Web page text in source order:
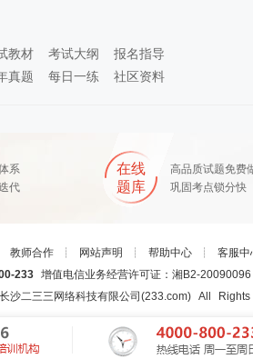
教材 考试大纲
报名指导
真题 每日一练 社区资料
系
代
在线
题库
高品质试题免费
巩固考点锁分快
教师合作 ┊ 网站声明 ┊ 帮助中心 ┊ 客服中
233增值电信业务经营许可证：湘B2-
长沙二三三网络科技有限公司(233.com) All Rights